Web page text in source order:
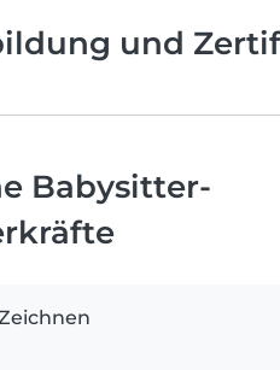
und
Babysitter-